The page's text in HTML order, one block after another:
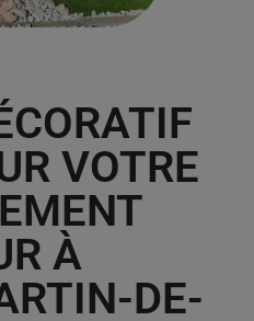
VOTRE
À
DE-